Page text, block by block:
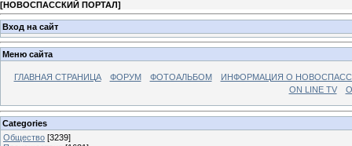
[НОВОСПАССКИЙ ПОРТАЛ]
Вход на сайт
Меню сайта
ГЛАВНАЯ СТРАНИЦА ФОРУМ ФОТОАЛЬБОМ
ИНФОРМАЦИЯ О
ON LINE TV
Categories
Общество [3239]